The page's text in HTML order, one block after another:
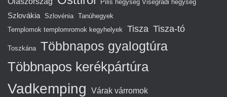
Pilis hegység Visegrádi hegység
Szlovákia Szlovénia Tanúhegyek
Templomok templomromok kegyhelyek Tisza Tisza-tó
Toszkána Többnapos gyalogtúra
Többnapos kerékpártúra
Vadkemping Várak várromok